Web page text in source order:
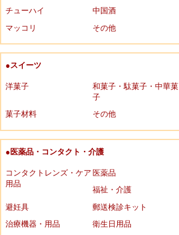
チューハイ
中国酒
マッコリ
その他
●スイーツ
洋菓子
和菓子・駄菓子・中華菓
子
菓子材料
その他
●医薬品・コンタクト・介護
コンタクトレンズ・ケア
用品
医薬品
福祉・介護
避妊具
郵送検診キット
治療機器・用品
衛生日用品